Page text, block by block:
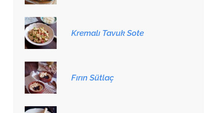
Kremalı Tavuk Sote
Fırın Sütlaç